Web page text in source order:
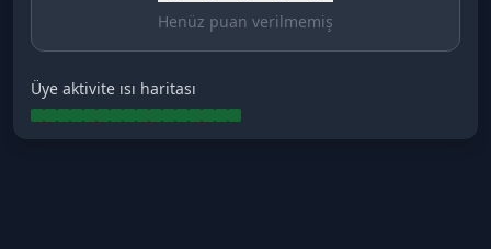
Henüz puan verilmemiş
Üye aktivite ısı haritası